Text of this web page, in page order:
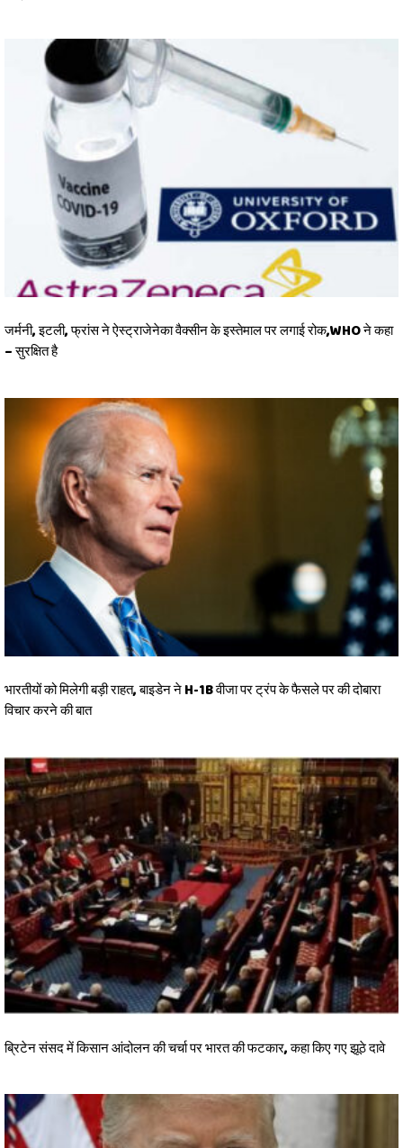
जर्मनी, इटली, फ्रांस ने ऐस्ट्राजेनेका वैक्सीन के इस्तेमाल पर लगाई रोक,WHO ने कहा
– सुरक्षित है
भारतीयों को मिलेगी बड़ी राहत, बाइडेन ने H-1B वीजा पर ट्रंप के फैसले पर की दोबारा
विचार करने की बात
ब्रिटेन संसद में किसान आंदोलन की चर्चा पर भारत की फटकार, कहा किए गए झूठे दावे